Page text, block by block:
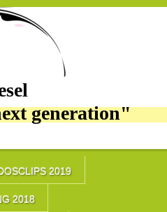
generation"
2019
2018